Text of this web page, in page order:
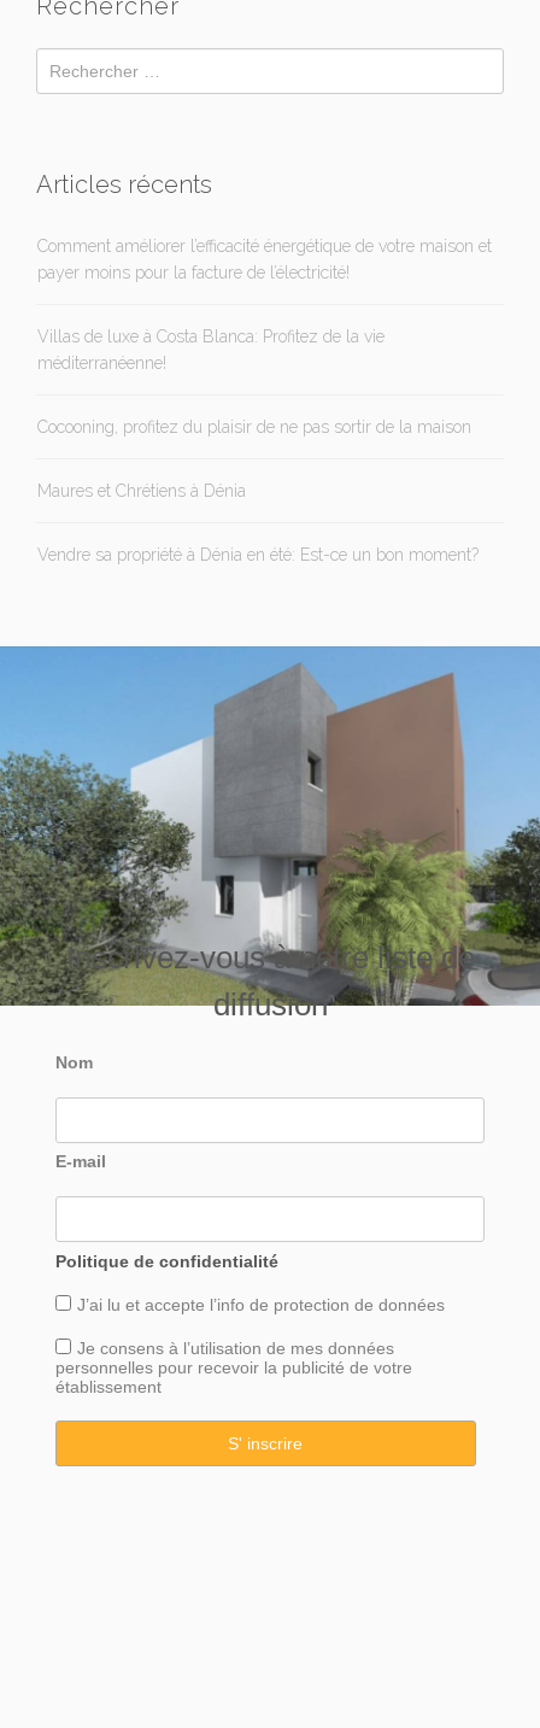
Articles récents
Comment améliorer l’efficacité énergétique de votre maison et
payer moins pour la facture de l’électricité!
Villas de luxe à Costa Blanca: Profitez de la vie
méditerranéenne!
Cocooning, profitez du plaisir de ne pas sortir de la maison
Maures et Chrétiens à Dénia
Vendre sa propriété à Dénia en été: Est-ce un bon moment?
Inscrivez-vous à notre liste de
diffusion
Nom
E-mail
Politique de confidentialité
J’ai lu et accepte l’info de protection de données
Je consens à l’utilisation de mes données
personnelles pour recevoir la publicité de votre
établissement